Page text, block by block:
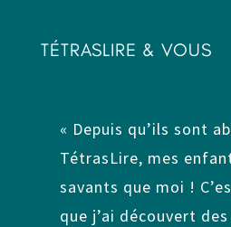
TÉTRASLIRE & VOUS
« Depuis qu’ils sont
TétrasLire, mes
savants que moi !
que j’ai découvert